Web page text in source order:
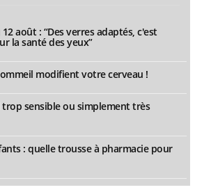
août : “Des verres adaptés, c'est
la santé des yeux”
modifient votre cerveau !
sensible ou simplement très
: quelle trousse à pharmacie pour